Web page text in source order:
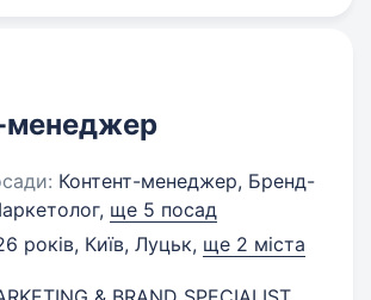
менеджер
Контент-менеджер, Бренд-
ще 5 посад
років, Київ, Луцьк, ще 2 міста